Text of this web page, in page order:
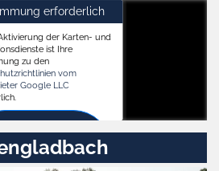
erforderlich
der Karten- und
ist Ihre
zu den
vom
Google LLC
Zustimmen
und
aktivieren